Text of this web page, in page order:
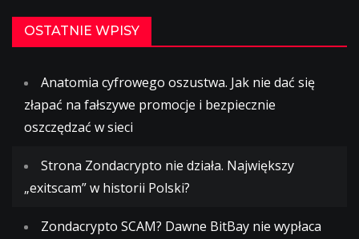
OSTATNIE WPISY
Anatomia cyfrowego oszustwa. Jak nie dać się
złapać na fałszywe promocje i bezpiecznie
oszczędzać w sieci
Strona Zondacrypto nie działa. Największy
„exitscam” w historii Polski?
Zondacrypto SCAM? Dawne BitBay nie wypłaca